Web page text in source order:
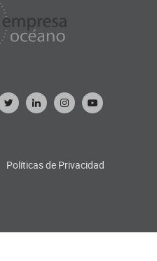
Políticas de Privacidad